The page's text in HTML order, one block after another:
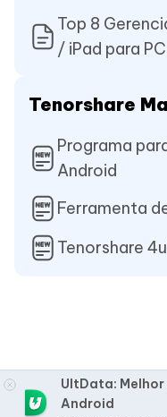
Top 8
/ iPad para
Tenorshare
Programa
Android
Ferramenta
Tenorshare
UltData:
Android